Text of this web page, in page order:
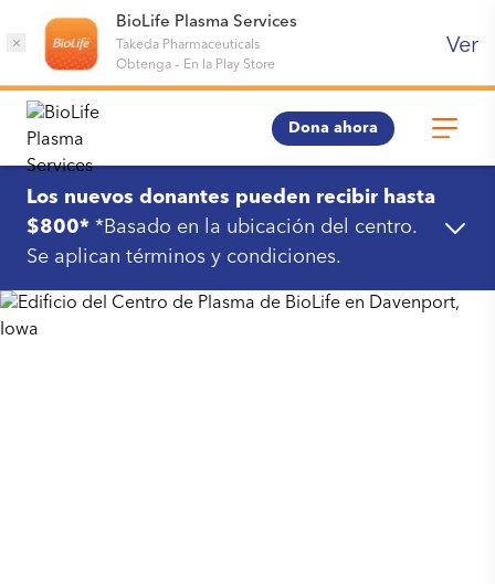
×
BioLife Plasma Services
Takeda Pharmaceuticals
Obtenga– En la Play Store
Ver
Dona ahora
Los nuevos donantes pueden recibir hasta
$800* *Basado en la ubicación del centro.
Se aplican términos y condiciones.